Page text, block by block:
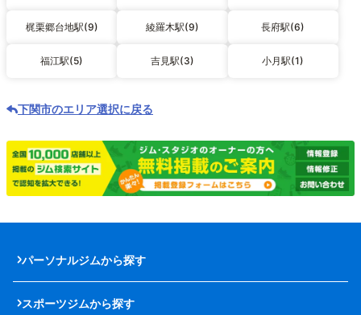
梶栗郷台地駅(9) 綾羅木駅(9) 長府駅(6)
福江駅(5) 吉見駅(3) 小月駅(1)
下関市のエリア選択に戻る
パーソナルジムから探す
スポーツジムから探す